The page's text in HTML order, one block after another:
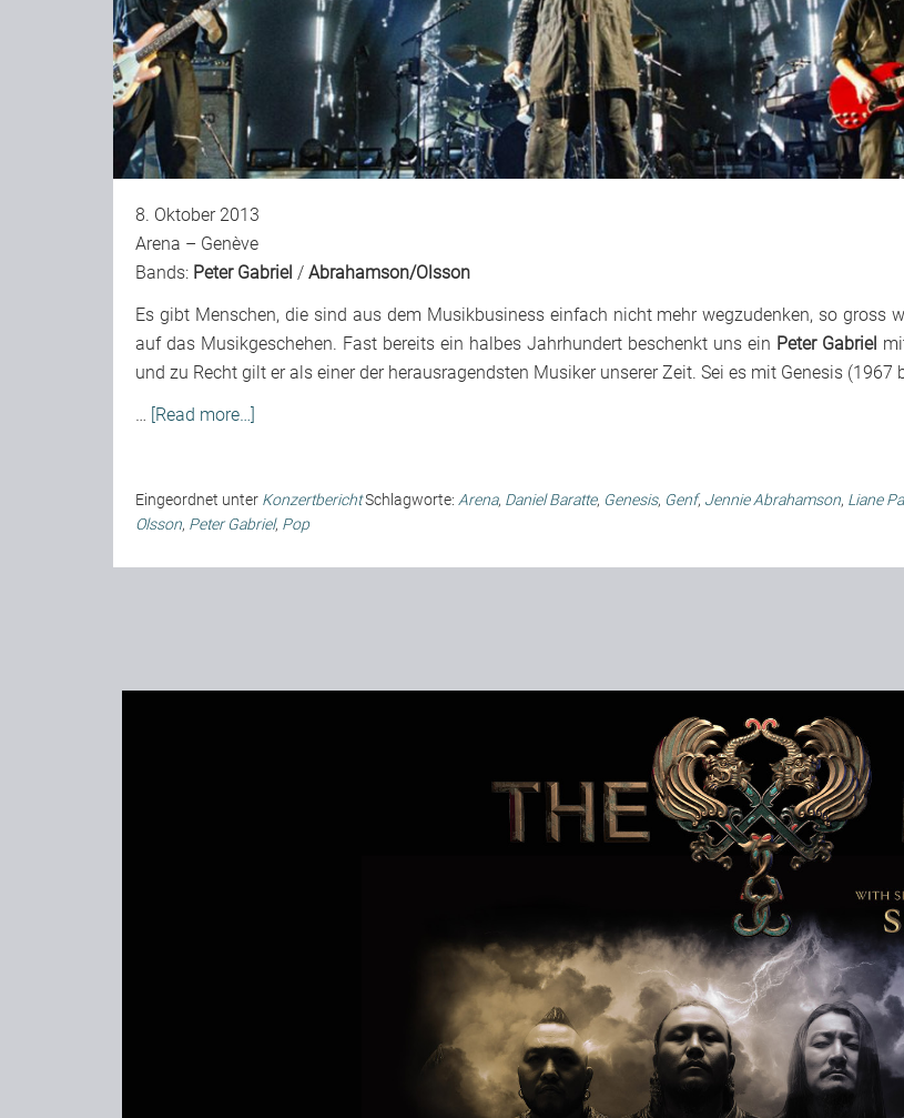
8. Oktober 2013
Arena – Genève
Bands: Peter Gabriel / Abrahamson/Olsson
Es gibt Menschen, die sind aus dem Musikbusiness einfach nicht mehr wegzudenken, so gross
auf das Musikgeschehen. Fast bereits ein halbes Jahrhundert beschenkt uns ein Peter Gabriel
und zu Recht gilt er als einer der herausragendsten Musiker unserer Zeit. Sei es mit Genesis (1967
… [Read more…]
Eingeordnet unter KonzertberichtSchlagworte: Arena, Daniel Baratte, Genesis, Genf, Jennie Abrahamson, Liane
Olsson, Peter Gabriel, Pop